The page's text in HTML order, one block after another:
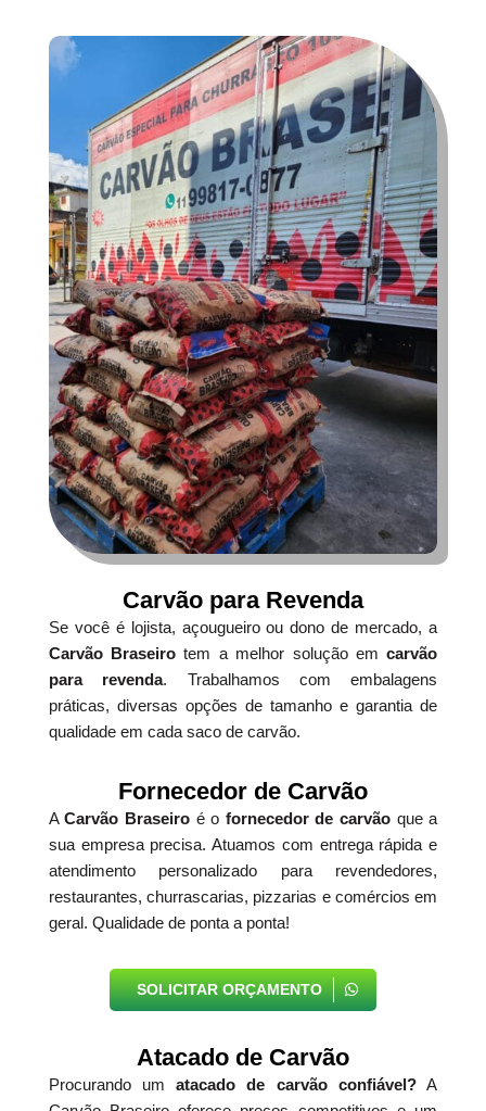
Carvão para Revenda
Se você é lojista, açougueiro ou dono de mercado, a
Carvão Braseiro tem a melhor solução emcarvão
para revenda. Trabalhamos com embalagens
práticas, diversas opções de tamanho e garantia de
qualidade em cada saco de carvão.
Fornecedor de Carvão
ACarvão Braseiro é o fornecedor de carvão que a
sua empresa precisa. Atuamos com entrega rápida e
atendimento personalizado para revendedores,
restaurantes, churrascarias, pizzarias e comércios em
geral. Qualidade de ponta a ponta!
SOLICITAR ORÇAMENTO
Atacado de Carvão
Procurando umatacado de carvão confiável?A